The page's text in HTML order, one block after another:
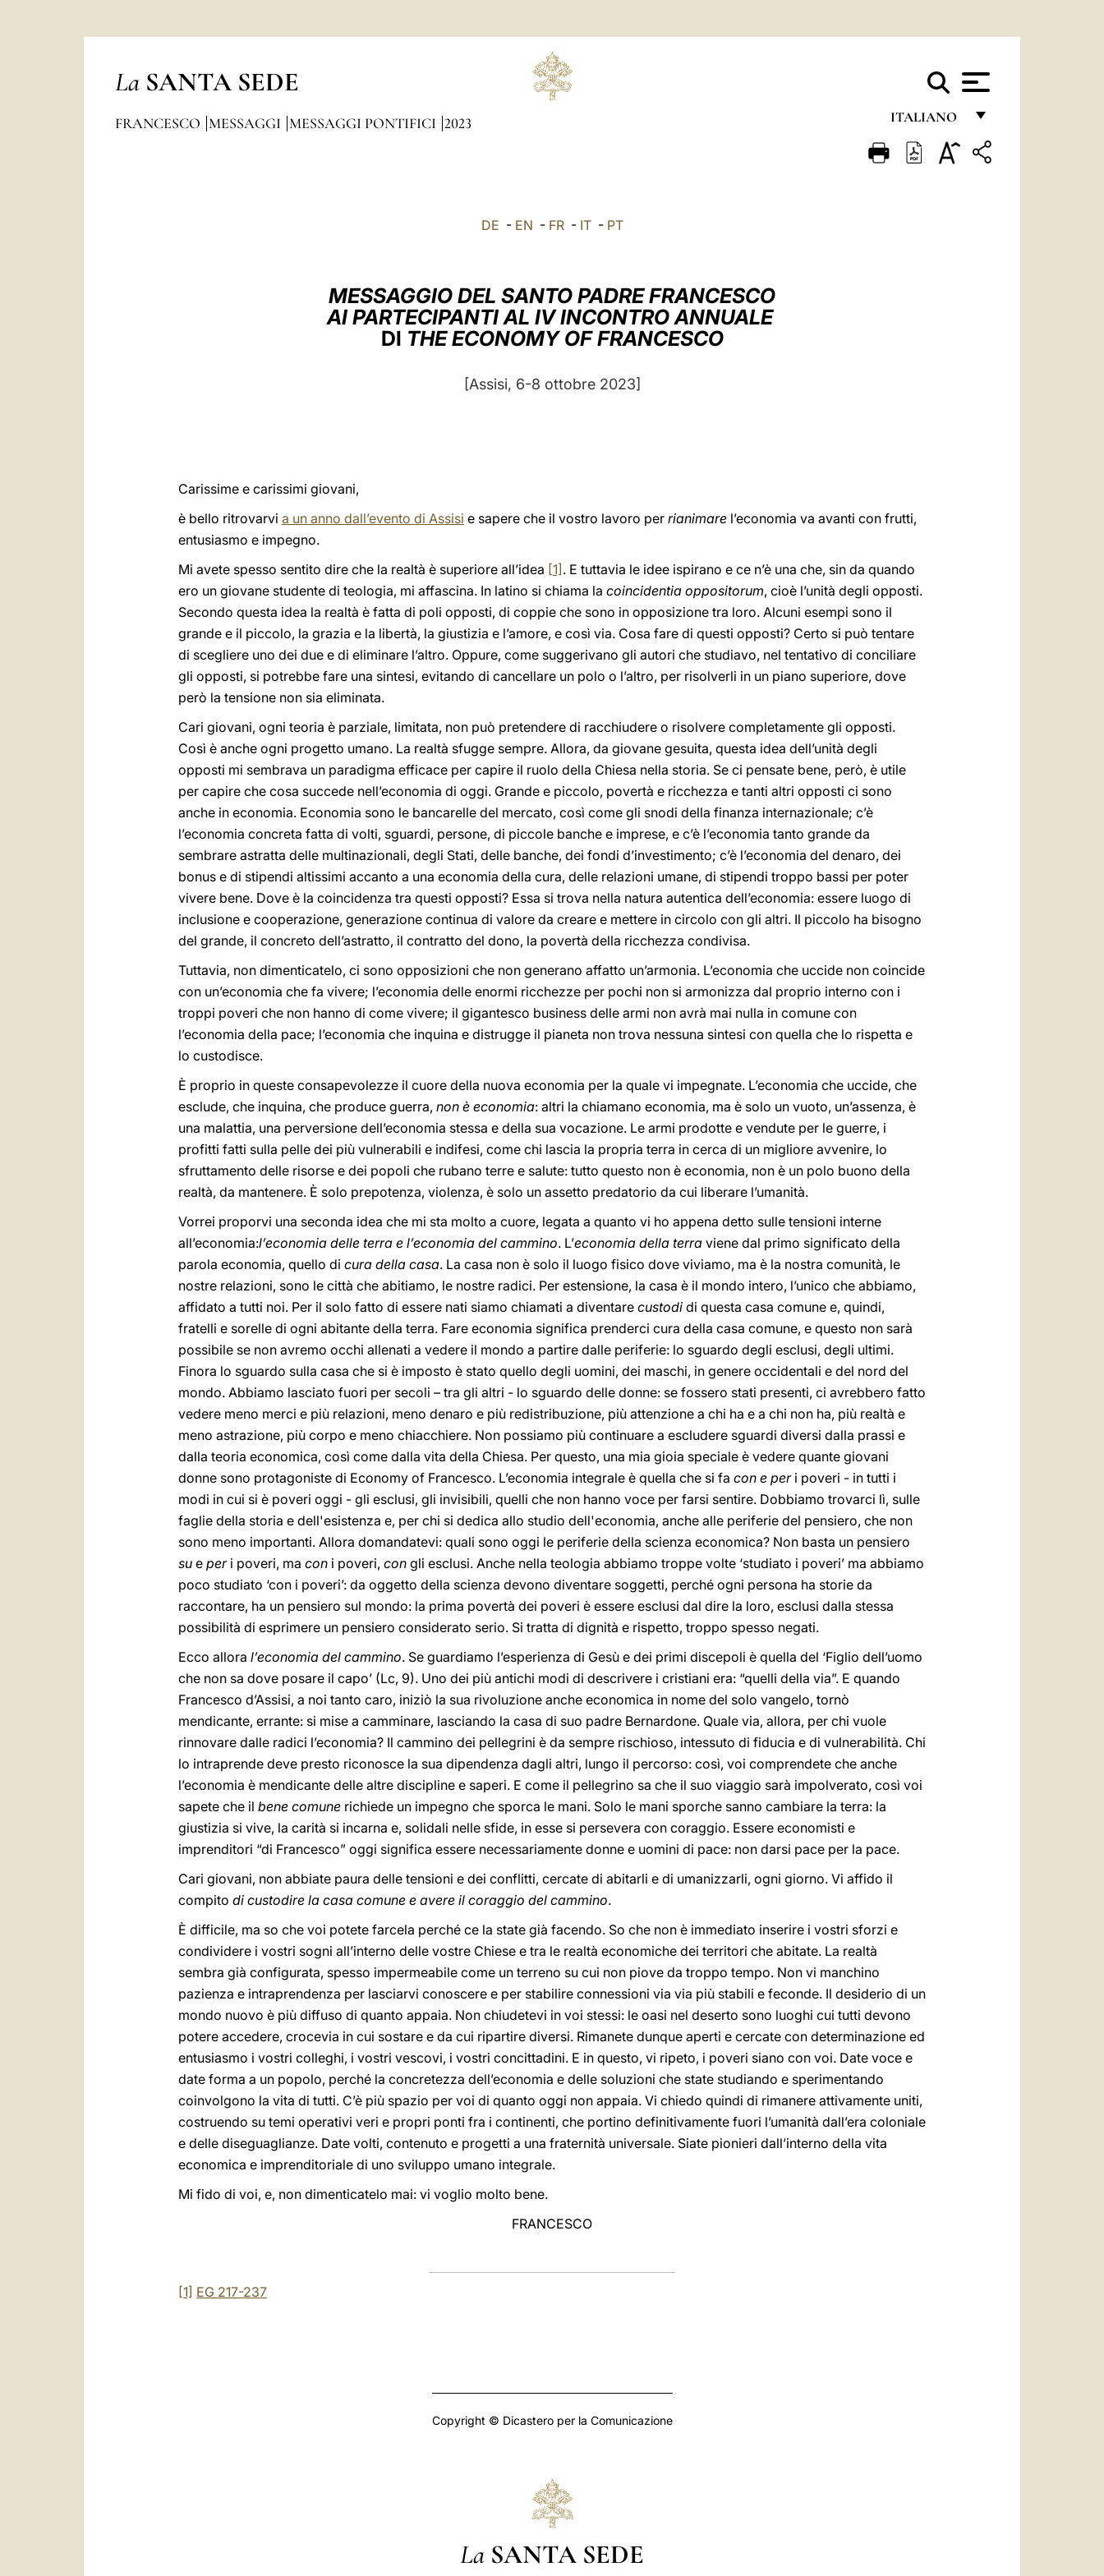
La SANTA SEDE
ITALIANO
FRANÇAIS
FRANCESCO MESSAGGI MESSAGGI PONTIFICI 2023
DE - EN - FR- IT- PT
MESSAGGIO DEL SANTO PADRE FRANCESCO
AI PARTECIPANTI AL IV INCONTRO ANNUALE
DI THE ECONOMY OF FRANCESCO
[Assisi, 6-8 ottobre 2023]
Carissime e carissimi giovani,
è bello ritrovarvi a un anno dall’evento di Assisi e sapere che il vostro lavoro per rianimare l’economia va avanti con frutti,
entusiasmo e impegno.
Mi avete spesso sentito dire che la realtà è superiore all’idea [1] . E tuttavia le idee ispirano e ce n’è una che, sin da quando
ero un giovane studente di teologia, mi affascina. In latino si chiama la coincidentia oppositorum, cioè l’unità degli opposti.
Secondo questa idea la realtà è fatta di poli opposti, di coppie che sono in opposizione tra loro. Alcuni esempi sono il
grande e il piccolo, la grazia e la libertà, la giustizia e l’amore, e così via. Cosa fare di questi opposti? Certo si può tentare
di scegliere uno dei due e di eliminare l’altro. Oppure, come suggerivano gli autori che studiavo, nel tentativo di conciliare
gli opposti, si potrebbe fare una sintesi, evitando di cancellare un polo o l’altro, per risolverli in un piano superiore, dove
però la tensione non sia eliminata.
Cari giovani, ogni teoria è parziale, limitata, non può pretendere di racchiudere o risolvere completamente gli opposti.
Così è anche ogni progetto umano. La realtà sfugge sempre. Allora, da giovane gesuita, questa idea dell’unità degli
opposti mi sembrava un paradigma efficace per capire il ruolo della Chiesa nella storia. Se ci pensate bene, però, è utile
per capire che cosa succede nell’economia di oggi. Grande e piccolo, povertà e ricchezza e tanti altri opposti ci sono
anche in economia. Economia sono le bancarelle del mercato, così come gli snodi della finanza internazionale; c’è
l’economia concreta fatta di volti, sguardi, persone, di piccole banche e imprese, e c’è l’economia tanto grande da
sembrare astratta delle multinazionali, degli Stati, delle banche, dei fondi d’investimento; c’è l’economia del denaro, dei
bonus e di stipendi altissimi accanto a una economia della cura, delle relazioni umane, di stipendi troppo bassi per poter
vivere bene. Dove è la coincidenza tra questi opposti? Essa si trova nella natura autentica dell’economia: essere luogo di
inclusione e cooperazione, generazione continua di valore da creare e mettere in circolo con gli altri. Il piccolo ha bisogno
del grande, il concreto dell’astratto, il contratto del dono, la povertà della ricchezza condivisa.
Tuttavia, non dimenticatelo, ci sono opposizioni che non generano affatto un’armonia. L’economia che uccide non coincide
con un’economia che fa vivere; l’economia delle enormi ricchezze per pochi non si armonizza dal proprio interno con i
troppi poveri che non hanno di come vivere; il gigantesco business delle armi non avrà mai nulla in comune con
l’economia della pace; l’economia che inquina e distrugge il pianeta non trova nessuna sintesi con quella che lo rispetta e
lo custodisce.
È proprio in queste consapevolezze il cuore della nuova economia per la quale vi impegnate. L’economia che uccide, che
esclude, che inquina, che produce guerra, non è economia: altri la chiamano economia, ma è solo un vuoto, un’assenza, è
una malattia, una perversione dell’economia stessa e della sua vocazione. Le armi prodotte e vendute per le guerre, i
profitti fatti sulla pelle dei più vulnerabili e indifesi, come chi lascia la propria terra in cerca di un migliore avvenire, lo
sfruttamento delle risorse e dei popoli che rubano terre e salute: tutto questo non è economia, non è un polo buono della
realtà, da mantenere. È solo prepotenza, violenza, è solo un assetto predatorio da cui liberare l’umanità.
Vorrei proporvi una seconda idea che mi sta molto a cuore, legata a quanto vi ho appena detto sulle tensioni interne
all’economia:l’economia delle terra e l’economia del cammino. L’economia della terra viene dal primo significato della
parola economia, quello di cura della casa. La casa non è solo il luogo fisico dove viviamo, ma è la nostra comunità, le
nostre relazioni, sono le città che abitiamo, le nostre radici. Per estensione, la casa è il mondo intero, l’unico che abbiamo,
affidato a tutti noi. Per il solo fatto di essere nati siamo chiamati a diventare custodi di questa casa comune e, quindi,
fratelli e sorelle di ogni abitante della terra. Fare economia significa prenderci cura della casa comune, e questo non sarà
possibile se non avremo occhi allenati a vedere il mondo a partire dalle periferie: lo sguardo degli esclusi, degli ultimi.
Finora lo sguardo sulla casa che si è imposto è stato quello degli uomini, dei maschi, in genere occidentali e del nord del
mondo. Abbiamo lasciato fuori per secoli – tra gli altri - lo sguardo delle donne: se fossero stati presenti, ci avrebbero fatto
vedere meno merci e più relazioni, meno denaro e più redistribuzione, più attenzione a chi ha e a chi non ha, più realtà e
meno astrazione, più corpo e meno chiacchiere. Non possiamo più continuare a escludere sguardi diversi dalla prassi e
dalla teoria economica, così come dalla vita della Chiesa. Per questo, una mia gioia speciale è vedere quante giovani
donne sono protagoniste di Economy of Francesco. L’economia integrale è quella che si fa con e peri poveri - in tutti i
modi in cui si è poveri oggi - gli esclusi, gli invisibili, quelli che non hanno voce per farsi sentire. Dobbiamo trovarci lì, sulle
faglie della storia e dell'esistenza e, per chi si dedica allo studio dell'economia, anche alle periferie del pensiero, che non
sono meno importanti. Allora domandatevi: quali sono oggi le periferie della scienza economica? Non basta un pensiero
su e peri poveri, ma con i poveri, con gli esclusi. Anche nella teologia abbiamo troppe volte ‘studiato i poveri’ ma abbiamo
poco studiato ‘con i poveri’: da oggetto della scienza devono diventare soggetti, perché ogni persona ha storie da
raccontare, ha un pensiero sul mondo: la prima povertà dei poveri è essere esclusi dal dire la loro, esclusi dalla stessa
possibilità di esprimere un pensiero considerato serio. Si tratta di dignità e rispetto, troppo spesso negati.
Ecco allora l’economia del cammino. Se guardiamo l’esperienza di Gesù e dei primi discepoli è quella del ‘Figlio dell’uomo
che non sa dove posare il capo’ (Lc, 9). Uno dei più antichi modi di descrivere i cristiani era: “quelli della via”. E quando
Francesco d’Assisi, a noi tanto caro, iniziò la sua rivoluzione anche economica in nome del solo vangelo, tornò
mendicante, errante: si mise a camminare, lasciando la casa di suo padre Bernardone. Quale via, allora, per chi vuole
rinnovare dalle radici l’economia? Il cammino dei pellegrini è da sempre rischioso, intessuto di fiducia e di vulnerabilità. Chi
lo intraprende deve presto riconosce la sua dipendenza dagli altri, lungo il percorso: così, voi comprendete che anche
l’economia è mendicante delle altre discipline e saperi. E come il pellegrino sa che il suo viaggio sarà impolverato, così voi
sapete che il bene comune richiede un impegno che sporca le mani. Solo le mani sporche sanno cambiare la terra: la
giustizia si vive, la carità si incarna e, solidali nelle sfide, in esse si persevera con coraggio. Essere economisti e
imprenditori “di Francesco” oggi significa essere necessariamente donne e uomini di pace: non darsi pace per la pace.
Cari giovani, non abbiate paura delle tensioni e dei conflitti, cercate di abitarli e di umanizzarli, ogni giorno. Vi affido il
compito di custodire la casa comune e avere il coraggio del cammino.
È difficile, ma so che voi potete farcela perché ce la state già facendo. So che non è immediato inserire i vostri sforzi e
condividere i vostri sogni all’interno delle vostre Chiese e tra le realtà economiche dei territori che abitate. La realtà
sembra già configurata, spesso impermeabile come un terreno su cui non piove da troppo tempo. Non vi manchino
pazienza e intraprendenza per lasciarvi conoscere e per stabilire connessioni via via più stabili e feconde. Il desiderio di un
mondo nuovo è più diffuso di quanto appaia. Non chiudetevi in voi stessi: le oasi nel deserto sono luoghi cui tutti devono
potere accedere, crocevia in cui sostare e da cui ripartire diversi. Rimanete dunque aperti e cercate con determinazione ed
entusiasmo i vostri colleghi, i vostri vescovi, i vostri concittadini. E in questo, vi ripeto, i poveri siano con voi. Date voce e
date forma a un popolo, perché la concretezza dell’economia e delle soluzioni che state studiando e sperimentando
coinvolgono la vita di tutti. C’è più spazio per voi di quanto oggi non appaia. Vi chiedo quindi di rimanere attivamente uniti,
costruendo su temi operativi veri e propri ponti fra i continenti, che portino definitivamente fuori l’umanità dall’era coloniale
e delle diseguaglianze. Date volti, contenuto e progetti a una fraternità universale. Siate pionieri dall’interno della vita
economica e imprenditoriale di uno sviluppo umano integrale.
Mi fido di voi, e, non dimenticatelo mai: vi voglio molto bene.
FRANCESCO
[1] EG 217-237
Copyright © Dicastero per la Comunicazione
La SANTA SEDE